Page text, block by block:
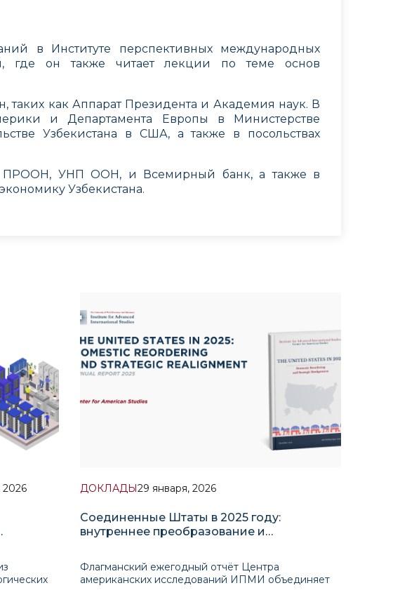
в Институте перспективных международных
где он также читает лекции по теме основ
таких как Аппарат Президента и Академия наук. В
и Департамента Европы в Министерстве
Узбекистана в США, а также в посольствах
ПРООН, УНП ООН, и Всемирный банк, а также в
Узбекистана.
2026 ДОКЛАДЫ29 января, 2026
Соединенные Штаты в 2025 году:
внутреннее преобразование и
Флагманский ежегодный отчёт Центра
американских исследований ИПМИ объединяет